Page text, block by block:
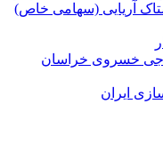
آریایی (سهامی خاص)
خسروی خراسان
ایران